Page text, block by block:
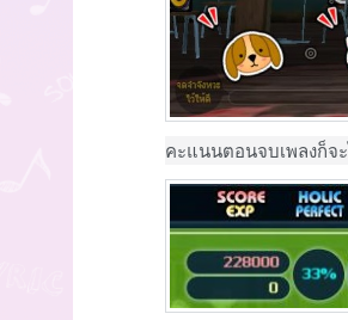
คะแนนตอนจบเพลงก็จ